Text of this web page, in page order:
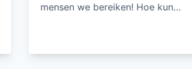
mensen we bereiken! Hoe kun…